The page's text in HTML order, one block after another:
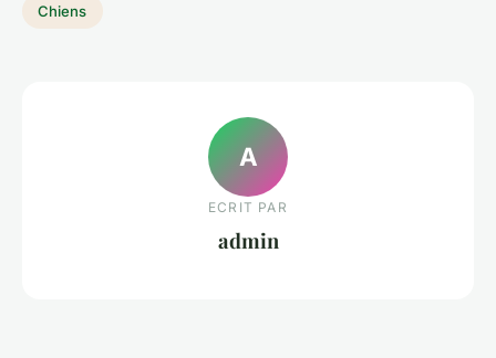
Chiens
A
ECRIT PAR
admin